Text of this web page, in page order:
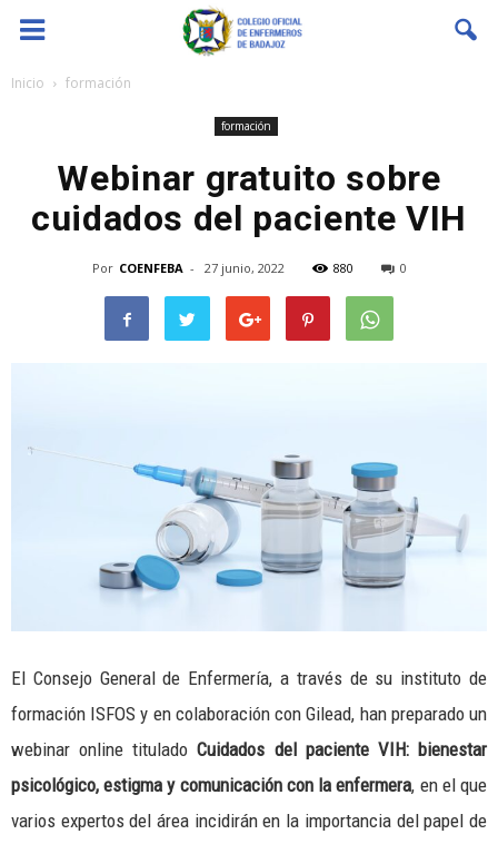
Coenfeba
Inicio formación
formación
Webinar gratuito sobre
cuidados del paciente VIH
Por COENFEBA - 27 junio, 2022 880 0
El Consejo General de Enfermería, a través de su instituto de
formación ISFOS y en colaboración con Gilead, han preparado un
webinar online tituladoCuidados del paciente VIH: bienestar
psicológico, estigma y comunicación con la enfermera, en el que
varios expertos del área incidirán en la importancia del papel de